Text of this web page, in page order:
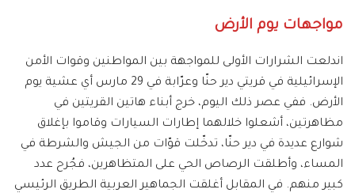
مواجهات يوم الأرض
اندلعت الشرارات الأولى للمواجهة بين المواطنين وقوات الأمن
الإسرائيلية في قريتي دير حنّا وعرّابة في 29 مارس أي عشية يوم
الأرض. ففي عصر ذلك اليوم، خرج أبناء هاتين القريتين في
مظاهرتين، أشعلوا خلالهما إطارات السيارات وقاموا بإغلاق
شوارع عديدة في دير حنّا، تدخّلت قوّات من الجيش والشرطة في
المساء، وأطلقت الرصاص الحي على المتظاهرين، فجُرح عدد
كبير منهم. في المقابل أغلقت الجماهير العربية الطريق الرئيسي